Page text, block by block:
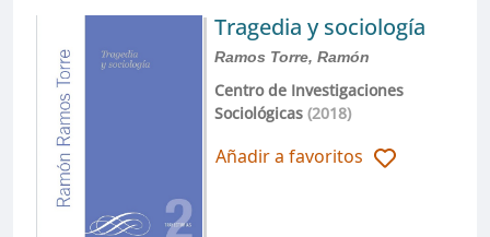
Tragedia y sociología
Ramos Torre, Ramón
Centro de Investigaciones
Sociológicas(2018)
Añadir a favoritos